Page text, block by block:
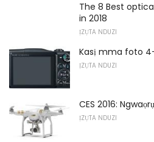
The 8 Best
in 2018
ỊZỤTA NDUZI
Kasị mma foto
ỊZỤTA NDUZI
CES 2016:
ỊZỤTA NDUZI